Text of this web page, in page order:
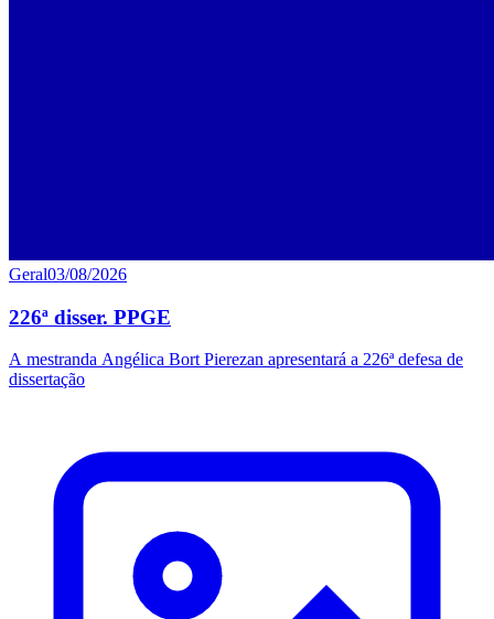
Geral03/08/2026
226ª disser. PPGE
A mestranda Angélica Bort Pierezan apresentará a 226ª defesa de
dissertação